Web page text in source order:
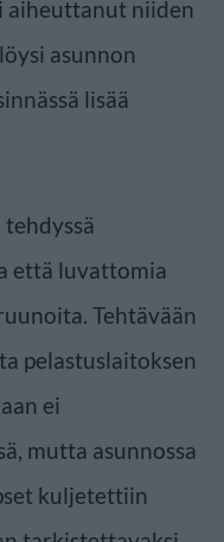
aiheuttanut niiden
asunnon
lisää
että luvattomia
Tehtävään
pelastuslaitoksen
ei
mutta asunnossa
kuljetettiin